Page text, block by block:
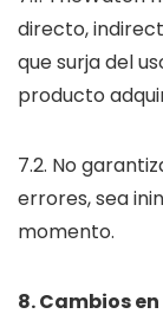
directo,
que surja del
producto
7.2. No
errores, sea
momento.
8. Cambios